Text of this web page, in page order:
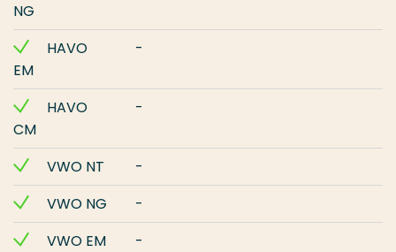
NG
HAVO
EM
-
HAVO
CM
-
VWO NT
-
VWO NG
-
VWO EM
-